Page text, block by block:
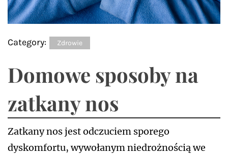
Category: Zdrowie
Domowe sposoby na
zatkany nos
Zatkany nos jest odczuciem sporego
dyskomfortu, wywołanym niedrożnością we